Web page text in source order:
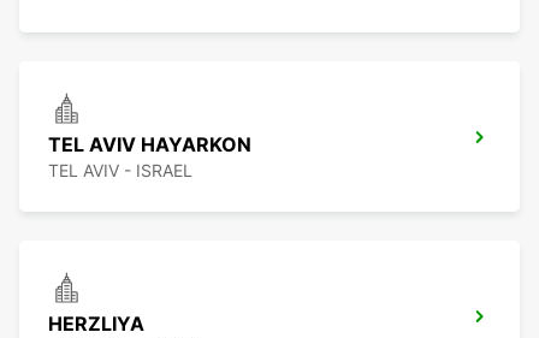
TEL AVIV HAYARKON
TEL AVIV - ISRAEL
HERZLIYA